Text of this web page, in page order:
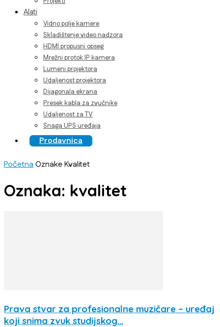
Alati
Vidno polje kamere
Skladištenje video nadzora
HDMI propusni opseg
Mrežni protok IP kamera
Lumeni projektora
Udaljenost projektora
Dijagonala ekrana
Presek kabla za zvučnike
Udaljenost za TV
Snaga UPS uređaja
Prodavnica
PočetnaOznakeKvalitet
Oznaka: kvalitet
Prava stvar za profesionalne muzičare – uređaj
koji snima zvuk studijskog...